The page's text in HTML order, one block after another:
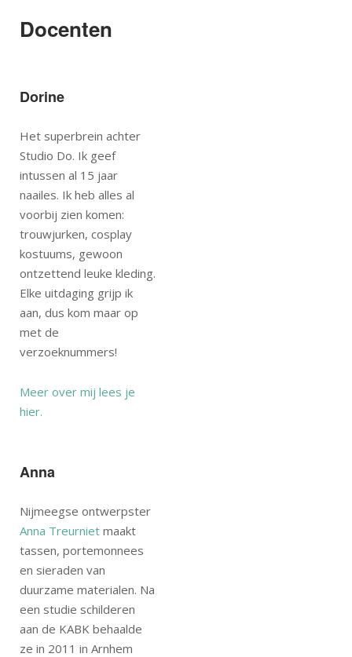
Docenten
Dorine
Het superbrein achter
Studio Do. Ik geef
intussen al 15 jaar
naailes. Ik heb alles al
voorbij zien komen:
trouwjurken, cosplay
kostuums, gewoon
ontzettend leuke kleding.
Elke uitdaging grijp ik
aan, dus kom maar op
met de
verzoeknummers!
Meer over mij lees je
hier.
Anna
Nijmeegse ontwerpster
Anna Treurniet maakt
tassen, portemonnees
en sieraden van
duurzame materialen. Na
een studie schilderen
aan de KABK behaalde
ze in 2011 in Arnhem